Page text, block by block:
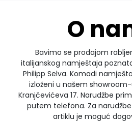
O
Bavimo se prodajom
italijanskog namještaja
Philipp Selva. Komadi
izloženi u našem
Kranjčevićeva 17. Narudžbe
putem telefona. Za
artiklu je moguć